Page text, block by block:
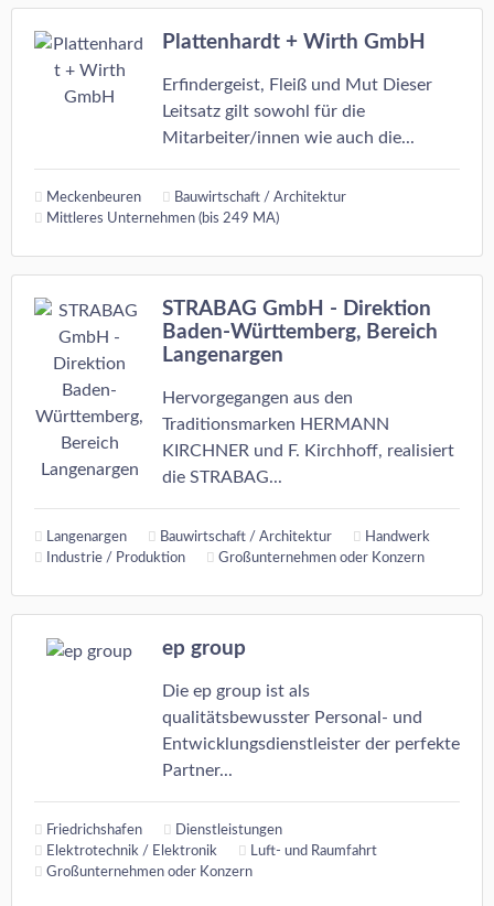
Plattenhardt + Wirth GmbH
Erfindergeist, Fleiß und Mut Dieser
Leitsatz gilt sowohl für die
Mitarbeiter/innen wie auch die...
Meckenbeuren
Bauwirtschaft / Architektur
Mittleres Unternehmen (bis 249 MA)
STRABAG GmbH - Direktion
Baden-Württemberg, Bereich
Langenargen
Hervorgegangen aus den
Traditionsmarken HERMANN
KIRCHNER und F. Kirchhoff, realisiert
die STRABAG...
Langenargen Bauwirtschaft / Architektur
Handwerk
Industrie / Produktion
Großunternehmen oder Konzern
ep group
Die ep group ist als
qualitätsbewusster Personal- und
Entwicklungsdienstleister der perfekte
Partner...
Friedrichshafen
Dienstleistungen
Elektrotechnik / Elektronik
Luft- und Raumfahrt
Großunternehmen oder Konzern